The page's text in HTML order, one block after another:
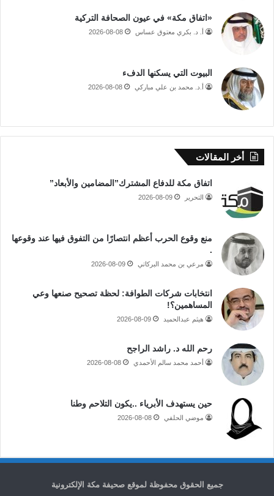
«اتفاق مكة» في عيون الصحافة التركية
أ. د. بكري معتوق عساس 2026-08-08
البيوت التي يسكنها الدفء
أ.د. محمد بن علي مباركي 2026-08-08
أخر المقالات
اتفاق مكة للدفاع المشترك”المضامين والأبعاد”
التحرير 2026-08-09
منع وقوع الحرب أعظم انتصارًا من التفوق فيها عند وقوعها
.
مرعي بن محمد البركاتي 2026-08-09
انتخابات شركات الطوافة: لحظة تصحيح صنعها وعي
المساهمين؟!
هيثم عبدالحميد 2026-08-09
رحم الله د. راشد الراجح
أحمد محمد سالم الأحمدي 2026-08-08
حين يستهدف الأبرياء ..يكون التلاحم وطنا
موضي الحلفي 2026-08-08
جميع الحقوق محفوظة لموقع صحيفة مكة الإلكترونية